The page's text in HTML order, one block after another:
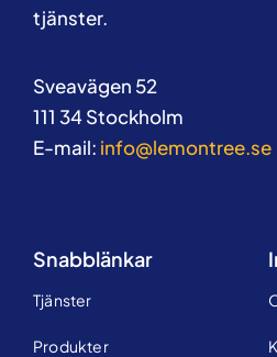
tjänster.
Sveavägen 52
111 34 Stockholm
E-mail: info@lemontree.se
Snabblänkar
Tjänster
Produkter